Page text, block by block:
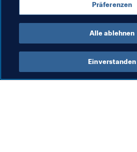
FIFA-Präsident Organisation
Präferenzen
Alle ablehnen
Einverstanden